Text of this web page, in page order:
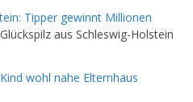
Tipper gewinnt Millionen
aus Schleswig-Holstein
wohl nahe Elternhaus